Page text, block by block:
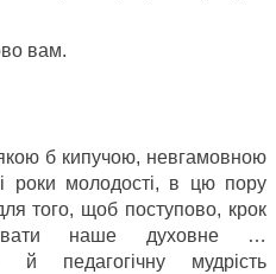
вам.
б кипучою, невгамовною
роки молодості, в цю пору
того, щоб поступово, крок
наше духовне …
й педагогічну мудрість